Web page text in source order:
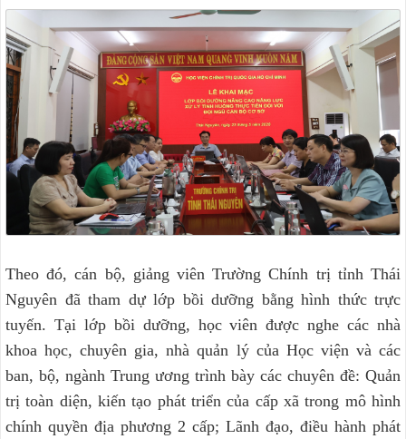
Theo đó, cán bộ, giảng viên Trường Chính trị tỉnh Thái
Nguyên đã tham dự lớp bồi dưỡng bằng hình thức trực
tuyến. Tại lớp bồi dưỡng, học viên được nghe các nhà
khoa học, chuyên gia, nhà quản lý của Học viện và các
ban, bộ, ngành Trung ương trình bày các chuyên đề: Quản
trị toàn diện, kiến tạo phát triển của cấp xã trong mô hình
chính quyền địa phương 2 cấp; Lãnh đạo, điều hành phát